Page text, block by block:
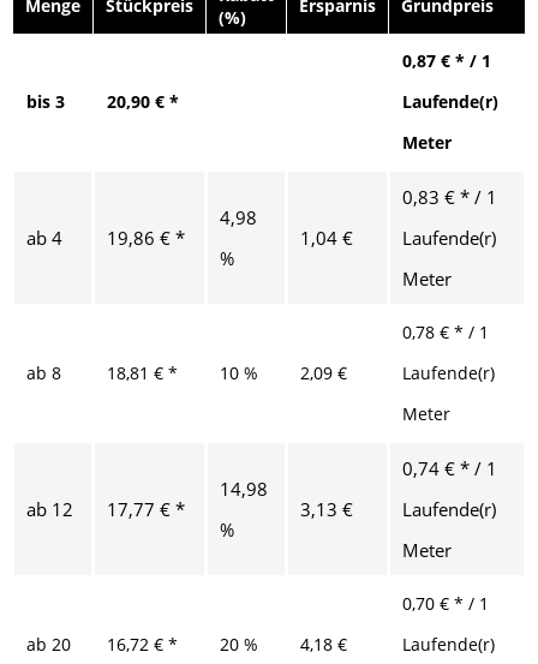
Menge
Stückpreis
(%)
Ersparnis Grundpreis
bis 3 20,90 € *
0,87 € * / 1
Laufende(r)
Meter
ab 4 19,86 € *
4,98
%
1,04 €
0,83 € * / 1
Laufende(r)
Meter
ab 8 18,81 € * 10 % 2,09 €
0,78 € * / 1
Laufende(r)
Meter
ab 12 17,77 € *
14,98
%
3,13 €
0,74 € * / 1
Laufende(r)
Meter
ab 20 16,72 € * 20 % 4,18 €
0,70 € * / 1
Laufende(r)